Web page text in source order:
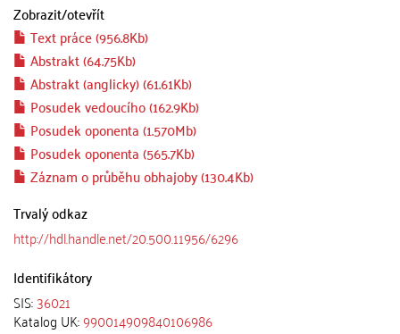
Zobrazit/otevřít
Text práce (956.8Kb)
Abstrakt (64.75Kb)
Abstrakt (anglicky) (61.61Kb)
Posudek vedoucího (162.9Kb)
Posudek oponenta (1.570Mb)
Posudek oponenta (565.7Kb)
Záznam o průběhu obhajoby (130.4Kb)
Trvalý odkaz
http://hdl.handle.net/20.500.11956/6296
Identifikátory
SIS:36021
Katalog UK:990014909840106986